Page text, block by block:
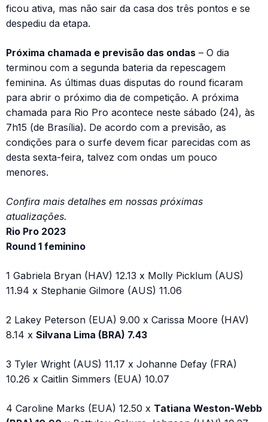
ficou ativa, mas não sair da casa dos três pontos e se
despediu da etapa.
Próxima chamada e previsão das ondas – O dia
terminou com a segunda bateria da repescagem
feminina. As últimas duas disputas do round ficaram
para abrir o próximo dia de competição. A próxima
chamada para Rio Pro acontece neste sábado (24), às
7h15 (de Brasília). De acordo com a previsão, as
condições para o surfe devem ficar parecidas com as
desta sexta-feira, talvez com ondas um pouco
menores.
Confira mais detalhes em nossas próximas
atualizações.
Rio Pro 2023
Round 1 feminino
1 Gabriela Bryan (HAV) 12.13 x Molly Picklum (AUS)
11.94 x Stephanie Gilmore (AUS) 11.06
2 Lakey Peterson (EUA) 9.00 x Carissa Moore (HAV)
8.14 x Silvana Lima (BRA) 7.43
3 Tyler Wright (AUS) 11.17 x Johanne Defay (FRA)
10.26 x Caitlin Simmers (EUA) 10.07
4 Caroline Marks (EUA) 12.50 x Tatiana Weston-Webb